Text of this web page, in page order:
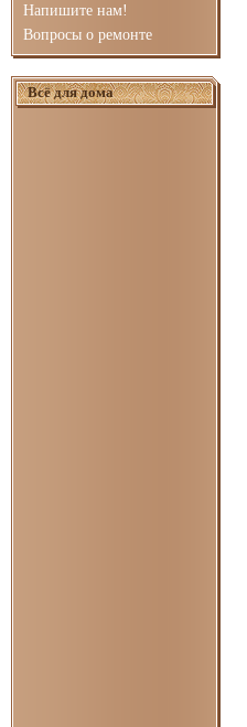
Напишите нам!
Вопросы о ремонте
Всё для дома